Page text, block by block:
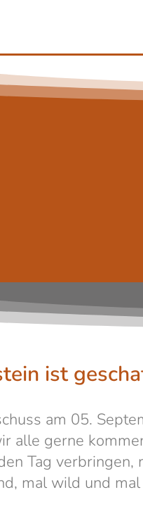
ist
am 05.
alle gerne
Tag
mal wild und